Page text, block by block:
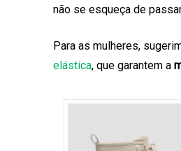
não se esqueça de
Para as mulheres,
elástica, que garantem a